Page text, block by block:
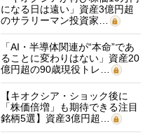
になる日は遠い」資産3億円超
のサラリーマン投資家…
「AI・半導体関連が“本命”であ
ることに変わりはない」資産20
億円超の90歳現役トレ…
【キオクシア・ショック後に
「株価倍増」も期待できる注目
銘柄5選】資産3億円超…